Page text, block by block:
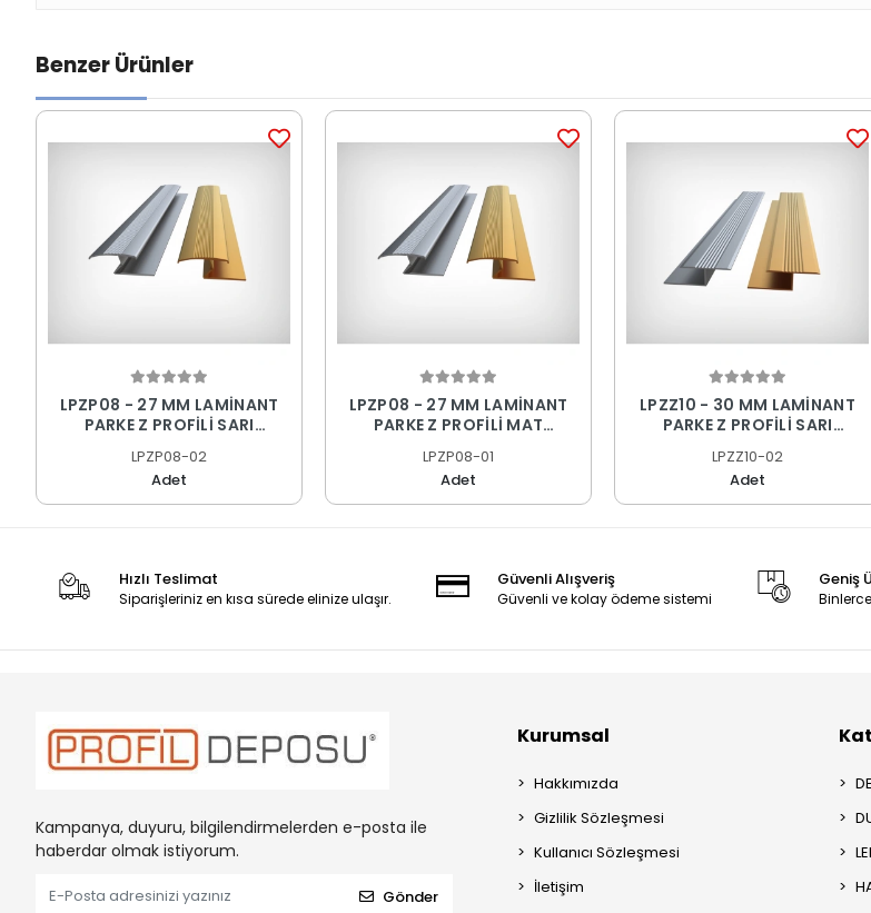
Benzer Ürünler
LPZP08 - 27 MM LAMİNANT
PARKE Z PROFİLİ SARI
LPZP08-02
Adet
LPZP08 - 27 MM LAMİNANT
PARKE Z PROFİLİ MAT
LPZP08-01
Adet
LPZZ10 - 30 MM LAMİNANT
PARKE Z PROFİLİ SARI
LPZZ10-02
Adet
Hızlı Teslimat
Siparişleriniz en kısa sürede elinize ulaşır.
Güvenli Alışveriş
Güvenli ve kolay ödeme sistemi
Geniş
Kampanya, duyuru, bilgilendirmelerden e-posta ile
haberdar olmak istiyorum.
Gönder
Kurumsal
Hakkımızda
Gizlilik Sözleşmesi
Kullanıcı Sözleşmesi
İletişim